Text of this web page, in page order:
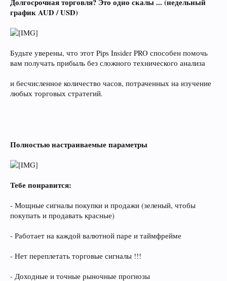
Долгосрочная торговля? Это одно скалы ... (недельный
график AUD / USD)
Будьте уверены, что этот Pips Insider PRO способен помочь
вам получать прибыль без сложного технического анализа
и бесчисленное количество часов, потраченных на изучение
любых торговых стратегий.
Полностью настраиваемые параметры
Тебе понравится:
- Мощные сигналы покупки и продажи (зеленый, чтобы
покупать и продавать красные)
- Работает на каждой валютной паре и таймфрейме
- Нет переплетать торговые сигналы !!!
- Доходные и точные рыночные прогнозы